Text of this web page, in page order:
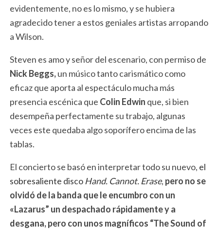
evidentemente, no es lo mismo, y se hubiera
agradecido tener a estos geniales artistas arropando
a Wilson.
Steven es amo y señor del escenario, con permiso de
Nick Beggs,un músico tanto carismático como
eficaz que aporta al espectáculo mucha más
presencia escénica que Colin Edwin que, si bien
desempeña perfectamente su trabajo, algunas
veces este quedaba algo soporífero encima de las
tablas.
El concierto se basó en interpretar todo su nuevo, el
sobresaliente disco Hand. Cannot. Erase, pero no se
olvidó de la banda que le encumbro con un
«Lazarus” un despachado rápidamente y a
desgana, pero con unos magníficos “The Sound of